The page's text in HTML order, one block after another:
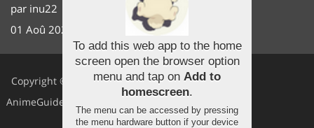
par inu22
01 Aoû 2026 20:56
Copyright ©
AnimeGuides
Facebook
Youtube
Twitter
To add this web app to the home
screen open the browser option
menu and tap on Add to
homescreen.
The menu can be accessed by pressing
the menu hardware button if your device